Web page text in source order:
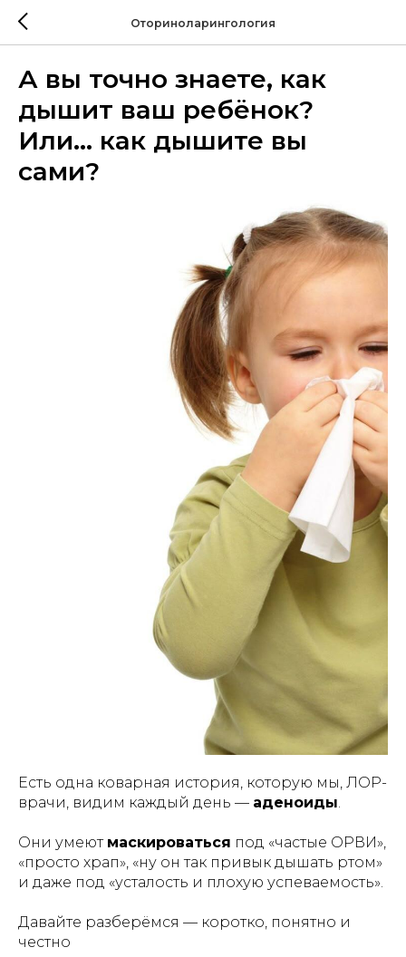
Оториноларингология
А вы точно знаете, как
дышит ваш ребёнок?
Или… как дышите вы
сами?
Есть одна коварная история, которую мы, ЛОР-
врачи, видим каждый день — аденоиды.
Они умеют маскироваться под «частые ОРВИ»,
«просто храп», «ну он так привык дышать ртом»
и даже под «усталость и плохую успеваемость».
Давайте разберёмся — коротко, понятно и
честно